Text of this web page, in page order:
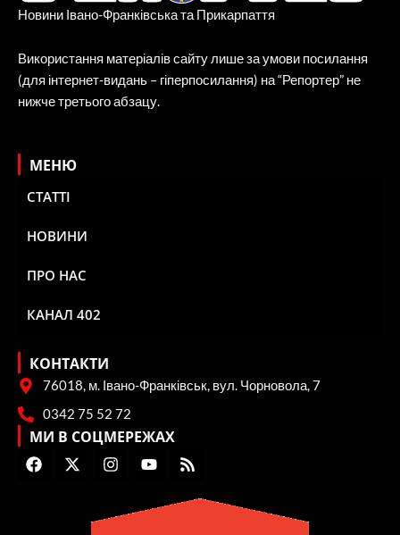
Новини Івано-Франківська та Прикарпаття
Використання матеріалів сайту лише за умови посилання
(для інтернет-видань – гіперпосилання) на “Репортер” не
нижче третього абзацу.
МЕНЮ
СТАТТІ
НОВИНИ
ПРО НАС
КАНАЛ 402
КОНТАКТИ
76018, м. Івано-Франківськ, вул. Чорновола, 7
0342 75 52 72
МИ В СОЦМЕРЕЖАХ
F
a
X
-
I
n
a
Y
o
t
R
s